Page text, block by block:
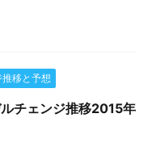
移と予想
チェンジ推移2015年